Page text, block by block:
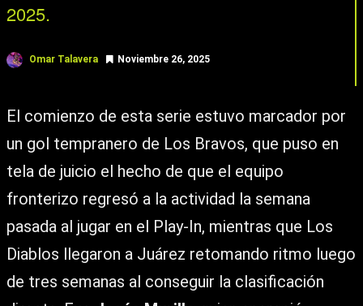
2025.
Omar Talavera Noviembre 26, 2025
El comienzo de esta serie estuvo marcador por
un gol tempranero de Los Bravos, que puso en
tela de juicio el hecho de que el equipo
fronterizo regresó a la actividad la semana
pasada al jugar en el Play-In, mientras que Los
Diablos llegaron a Juárez retomando ritmo luego
de tres semanas al conseguir la clasificación